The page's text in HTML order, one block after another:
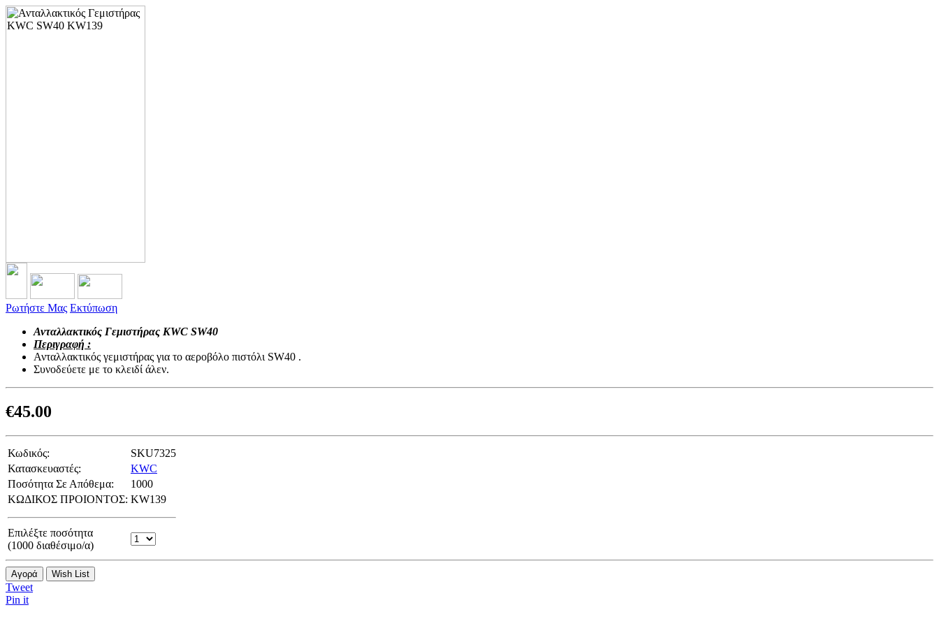
Ρωτήστε Μας Εκτύπωση
Ανταλλακτικός Γεμιστήρας KWC SW40
Περιγραφή :
Ανταλλακτικός γεμιστήρας για το αεροβόλο πιστόλι SW40 .
Συνοδεύετε με το κλειδί άλεν.
€45.00
Κωδικός:
SKU7325
Κατασκευαστές:
KWC
Ποσότητα Σε Απόθεμα:
1000
ΚΩΔΙΚΟΣ ΠΡΟΙΟΝΤΟΣ: KW139
Επιλέξτε ποσότητα
(1000 διαθέσιμο/α)
Αγορά Wish List
Tweet
Pin it